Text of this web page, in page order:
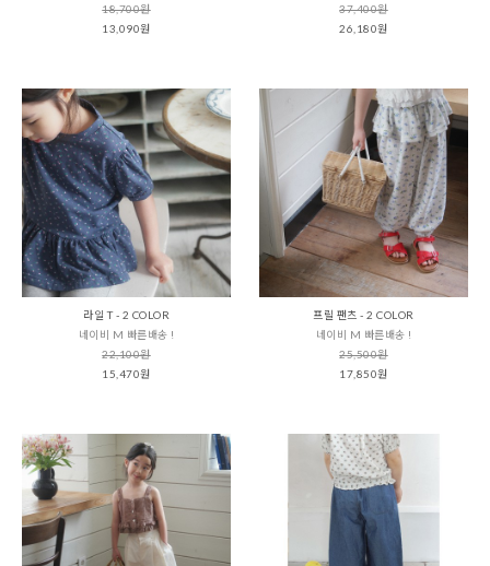
18,700원
13,090원
37,400원
26,180원
라일 T - 2 COLOR
네이비 M 빠른배송 !
22,100원
15,470원
프릴 팬츠 - 2 COLOR
네이비 M 빠른배송 !
25,500원
17,850원